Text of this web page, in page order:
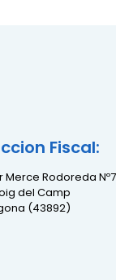
Fiscal:
Merce Rodoreda Nº7
del Camp
(43892)